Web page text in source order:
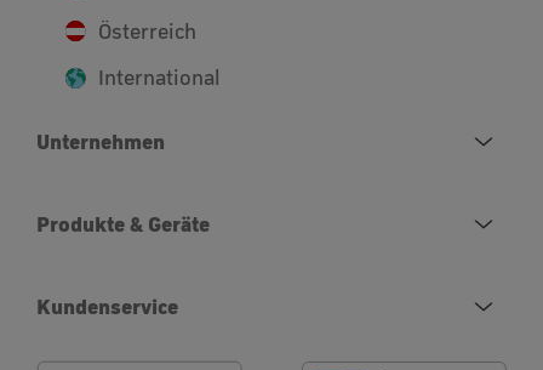
Österreich
International
Unternehmen
Produkte & Geräte
Kundenservice